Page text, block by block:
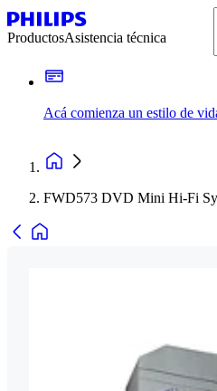
ProductosAsistencia técnica
Acá comienza un estilo de
FWD573 DVD Mini Hi-Fi